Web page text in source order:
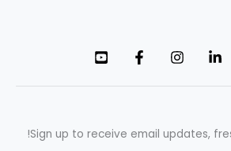
Sign up to receive email updates,